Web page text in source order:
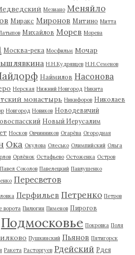
Мезиано Меняйло
Миракс Миронов Митино Митта
Михайлов Морев Морева
Москва-река Мосфильм Мочар
Н.Н.Кудрявцев Н.Н.Семенов
Наймилов Насонова
Нерская Нижний Новгород Никита
монастырь Никифоров Николаев
Новгород Новиков Новодевичий
Новый Иерусалим
Носков Овчинников Огарёва Огородная
Ока Окулова Олесько Олимпийский Ольга
Орлёнок Остафьево Остоженка Остров
Павел Соколов Павелецкий Павлушенко
Пересветов
Перфильев Петренко Петров
ворота Пилюгин Пименов Пирогов
Подмосковье Покровка Поля
Пушкинский Пьянов Пятигорск
Ракета Расторгуев Рдейский Рдея